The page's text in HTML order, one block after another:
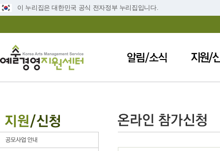
이 누리집은 대한민국 공식 전자정부 누리집입니다.